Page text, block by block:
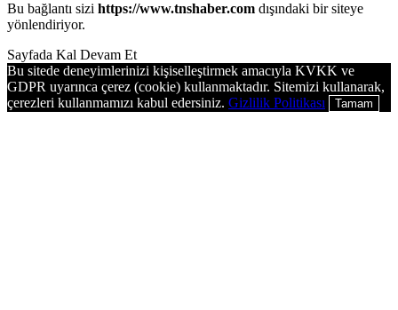
Bu bağlantı sizi https://www.tnshaber.com dışındaki bir siteye
yönlendiriyor.
Sayfada Kal Devam Et
Bu sitede deneyimlerinizi kişiselleştirmek amacıyla KVKK ve
GDPR uyarınca çerez (cookie) kullanmaktadır. Sitemizi kullanarak,
çerezleri kullanmamızı kabul edersiniz. Gizlilik Politikası Tamam